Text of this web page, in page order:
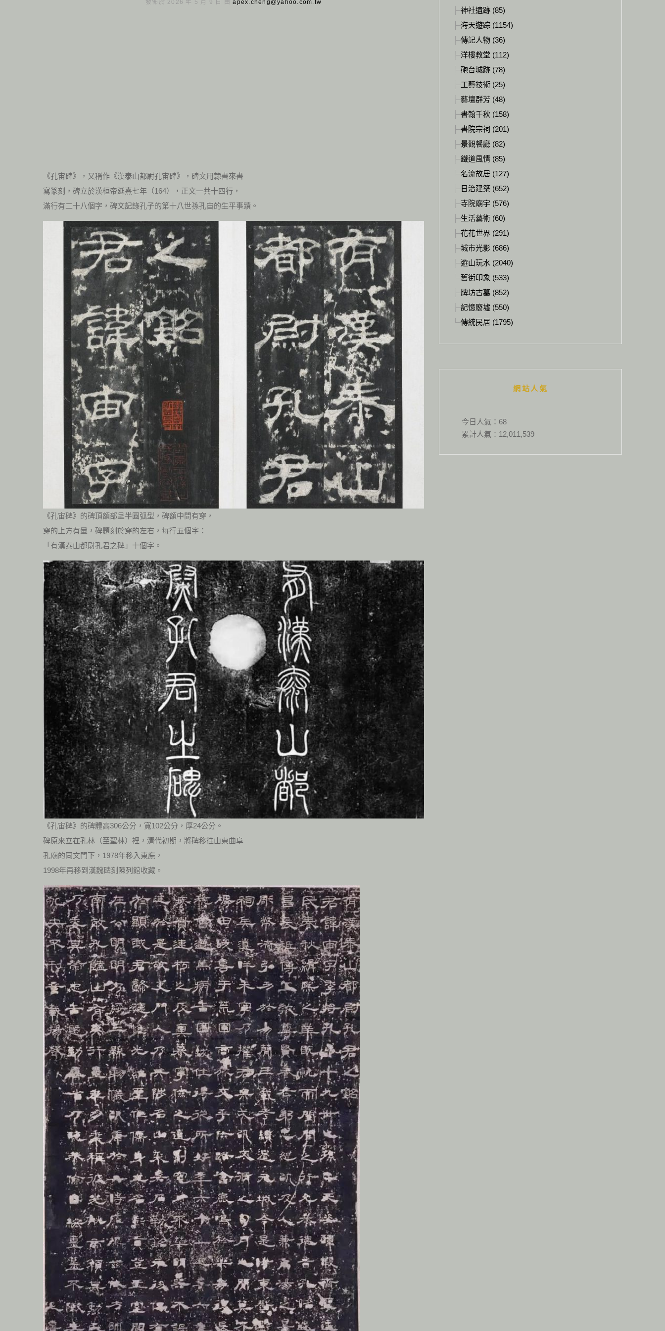
發佈於 2026 年 5 月 9 日 由apex.cheng@yahoo.com.tw
《孔宙碑》，又稱作《漢泰山都尉孔宙碑》，碑文用隸書來書
寫篆刻，碑立於漢桓帝延熹七年（164），正文一共十四行，
滿行有二十八個字，碑文記錄孔子的第十八世孫孔宙的生平事蹟。
《孔宙碑》的碑頂額部呈半圓弧型，碑額中間有穿，
穿的上方有暈，碑題刻於穿的左右，每行五個字：
「有漢泰山都尉孔君之碑」十個字。
《孔宙碑》的碑體高306公分，寬102公分，厚24公分。
碑原來立在孔林（至聖林）裡，清代初期，將碑移往山東曲阜
孔廟的同文門下，1978年移入東廡，
1998年再移到漢魏碑刻陳列館收藏。
神社遺跡 (85)
海天遊踪 (1154)
傳記人物 (36)
洋樓教堂 (112)
砲台城跡 (78)
工藝技術 (25)
藝壇群芳 (48)
書翰千秋 (158)
書院宗祠 (201)
景觀餐廳 (82)
鐵道風情 (85)
名流故居 (127)
日治建築 (652)
寺院廟宇 (576)
生活藝術 (60)
花花世界 (291)
城市光影 (686)
遊山玩水 (2040)
舊街印象 (533)
牌坊古墓 (852)
記憶廢墟 (550)
傳統民居 (1795)
網站人氣
今日人氣： 68
累計人氣： 12,011,539